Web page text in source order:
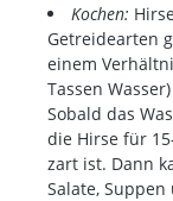
Kochen:
Getreidearten
einem
Tassen
Sobald das
die Hirse für
zart ist. Dann
Salate,